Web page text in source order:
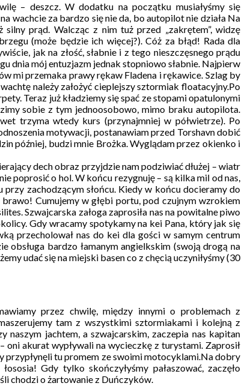
– deszcz. W dodatku na początku musiałyśmy się
wachcie za bardzo się nie da, bo autopilot nie działa Na
prąd. Walcząc z nim tuż przed „zakrętem”, widzę
(może będzie ich więcej?). Cóż za błąd! Rada dla
jak na złość, słabnie i z tego nieszczęsnego prądu
dnia mój entuzjazm jednak stopniowo słabnie. Najpierw
mi przemaka prawy rękaw Fladena i rękawice. Szlag by
należy założyć cieplejszy sztormiak floatacyjny.Po
Teraz już kładziemy się spać ze stopami opatulonymi
sobie z tym jednoosobowo, mimo braku autopilota.
trzyma wtedy kurs (przynajmniej w półwietrze). Po
motywacji, postanawiam przed Torshavn dobić
później, budzi mnie Brożka. Wyglądam przez okienko i
dech obraz przyjdzie nam podziwiać dłużej – wiatr
poprosić o hol. W końcu rezygnuję – są kilka mil od nas,
przy zachodzącym słońcu. Kiedy w końcu docieramy do
Cumujemy w głębi portu, pod czujnym wzrokiem
Szwajcarska załoga zaprosiła nas na powitalne piwo
Gdy wracamy spotykamy na kei Pana, który jak się
przecholował nas do kei dla gości w samym centrum
bardzo łamanym angielkskim (swoją drogą na
udać się na miejski basen co z chęcią uczyniłyśmy (30
przez chwilę, między innymi o problemach z
tam z wszystkimi sztormiakami i kolejną z
naszym jachtem, a szwajcarskim, zaczepia nas kapitan
akurat wypływali na wycieczkę z turystami. Zaprosił
przypłynęli tu promem ze swoimi motocyklami.Na dobry
Gdy tylko skończyłyśmy pałaszować, zaczęło
chodzi o żartowanie z Duńczyków.